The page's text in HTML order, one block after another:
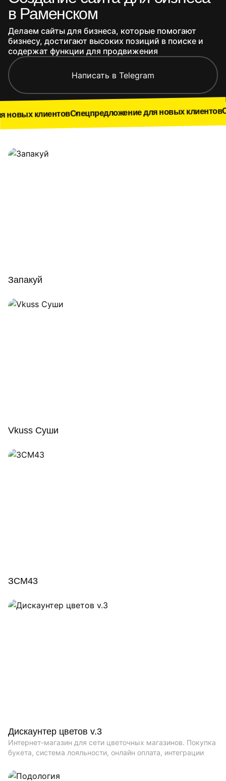
в Раменском
Делаем сайты для бизнеса, которые помогают
бизнесу, достигают высоких позиций в поиске и
содержат функции для продвижения
Написать в Telegram
Спецпредложение для новых клиентов
Наши работы
Запакуй
Vkuss Суши
ЗСМ43
Дискаунтер цветов v.3
Интернет-магазин для сети цветочных магазинов. Покупка
букета, система лояльности, онлайн оплата, интеграции